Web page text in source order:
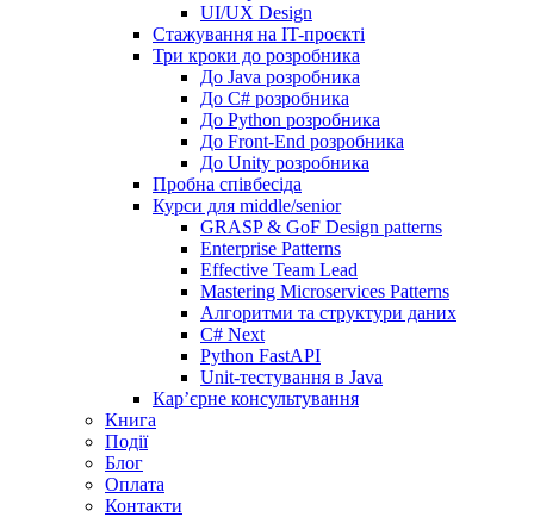
UI/UX Design
Стажування на IT-проєкті
Три кроки до розробника
До Java розробника
До C# розробника
До Python розробника
До Front-End розробника
До Unity розробника
Пробна співбесіда
Курси для middle/senior
GRASP & GoF Design patterns
Enterprise Patterns
Effective Team Lead
Mastering Microservices Patterns
Алгоритми та структури даних
C# Next
Python FastAPI
Unit-тестування в Java
Кар’єрне консультування
Книга
Події
Блог
Оплата
Контакти